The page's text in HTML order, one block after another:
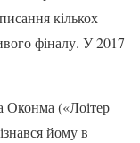
кількох
фіналу. У 2017
Оконма («Лоітер
йому в